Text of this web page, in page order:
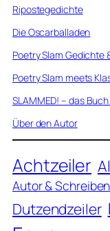
Ripostegedichte
Die Oscarballaden
Poetry Slam Gedichte
Poetry Slam meets
SLAMMED! – das
Über den Autor
Achtzeiler
Autor & Schreiben
Dutzendzeiler